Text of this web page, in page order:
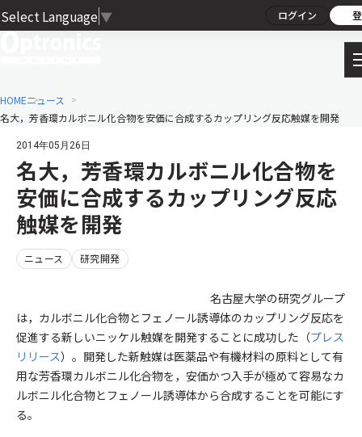
Select Language ▼ ログイン
HOMEニュース
名大，芳香環カルボニル化合物を安価に合成するカップリング反応触媒を開発
2014年05月26日
名大，芳香環カルボニル化合物を
安価に合成するカップリング反応
触媒を開発
ニュース 研究開発
名古屋大学の研究グループ
は，カルボニル化合物とフェノール誘導体のカップリング反応を
促進する新しいニッケル触媒を開発することに成功した（プレス
リリース）。開発した新触媒は医薬品や有機材料の原料として有
用な芳香環カルボニル化合物を，安価かつ入手が極めて容易なカ
ルボニル化合物とフェノール誘導体から合成することを可能にす
る。